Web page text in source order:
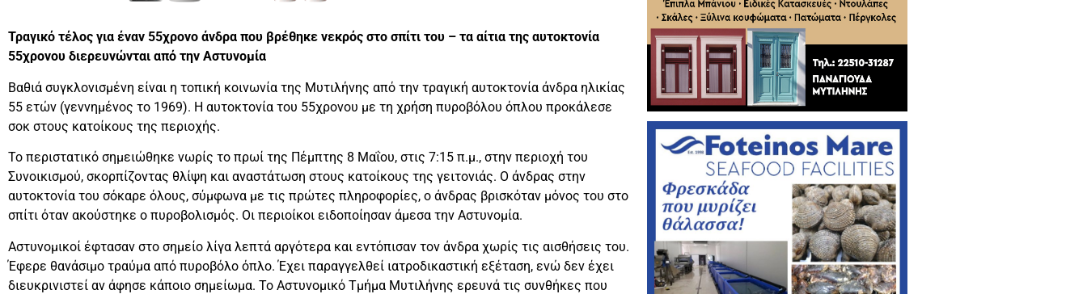
Τραγικό τέλος για έναν 55χρονο άνδρα που βρέθηκε νεκρός στο σπίτι του – τα αίτια της αυτοκτονία
55χρονου διερευνώνται από την Αστυνομία
Βαθιά συγκλονισμένη είναι η τοπική κοινωνία της Μυτιλήνης από την τραγική αυτοκτονία άνδρα ηλικίας
55 ετών (γεννημένος το 1969). Η αυτοκτονία του 55χρονου με τη χρήση πυροβόλου όπλου προκάλεσε
σοκ στους κατοίκους της περιοχής.
Το περιστατικό σημειώθηκε νωρίς το πρωί της Πέμπτης 8 Μαΐου, στις 7:15 π.μ., στην περιοχή του
Συνοικισμού, σκορπίζοντας θλίψη και αναστάτωση στους κατοίκους της γειτονιάς. Ο άνδρας στην
αυτοκτονία του σόκαρε όλους, σύμφωνα με τις πρώτες πληροφορίες, ο άνδρας βρισκόταν μόνος του στο
σπίτι όταν ακούστηκε ο πυροβολισμός. Οι περιοίκοι ειδοποίησαν άμεσα την Αστυνομία.
Αστυνομικοί έφτασαν στο σημείο λίγα λεπτά αργότερα και εντόπισαν τον άνδρα χωρίς τις αισθήσεις του.
Έφερε θανάσιμο τραύμα από πυροβόλο όπλο. Έχει παραγγελθεί ιατροδικαστική εξέταση, ενώ δεν έχει
διευκρινιστεί αν άφησε κάποιο σημείωμα. Το Αστυνομικό Τμήμα Μυτιλήνης ερευνά τις συνθήκες που